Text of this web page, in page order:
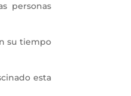
personas
su tiempo
esta